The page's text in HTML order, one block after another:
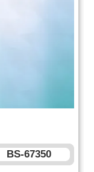
BS-67350